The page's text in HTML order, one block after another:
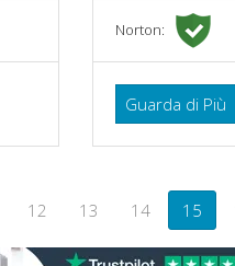
Norton:
Guarda di Più
12 13 14 15